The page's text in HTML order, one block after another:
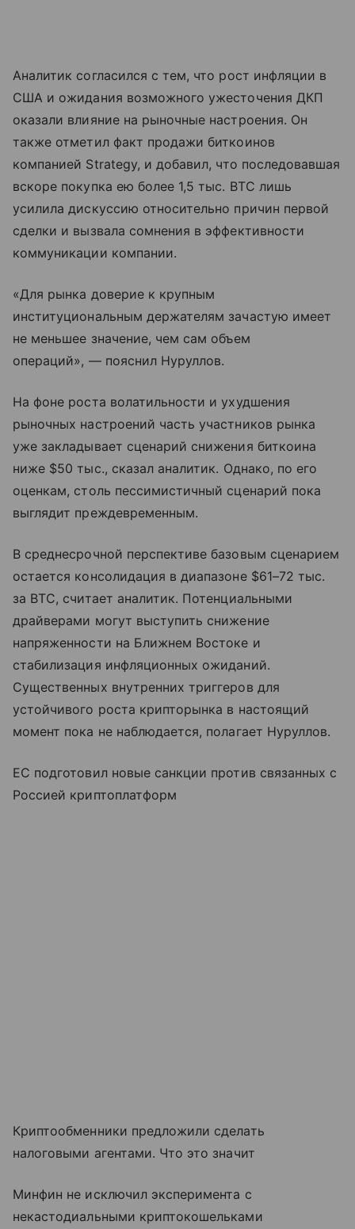
Аналитик согласился с тем, что рост инфляции в
США и ожидания возможного ужесточения ДКП
оказали влияние на рыночные настроения. Он
также отметил факт продажи биткоинов
компанией Strategy, и добавил, что последовавшая
вскоре покупка ею более 1,5 тыс. BTC лишь
усилила дискуссию относительно причин первой
сделки и вызвала сомнения в эффективности
коммуникации компании.
«Для рынка доверие к крупным
институциональным держателям зачастую имеет
не меньшее значение, чем сам объем
операций», — пояснил Нуруллов.
На фоне роста волатильности и ухудшения
рыночных настроений часть участников рынка
уже закладывает сценарий снижения биткоина
ниже $50 тыс., сказал аналитик. Однако, по его
оценкам, столь пессимистичный сценарий пока
выглядит преждевременным.
В среднесрочной перспективе базовым сценарием
остается консолидация в диапазоне $61–72 тыс.
за BTC, считает аналитик. Потенциальными
драйверами могут выступить снижение
напряженности на Ближнем Востоке и
стабилизация инфляционных ожиданий.
Существенных внутренних триггеров для
устойчивого роста крипторынка в настоящий
момент пока не наблюдается, полагает Нуруллов.
ЕС подготовил новые санкции против связанных с
Россией криптоплатформ
Криптообменники предложили сделать
налоговыми агентами. Что это значит
Минфин не исключил эксперимента с
некастодиальными криптокошельками